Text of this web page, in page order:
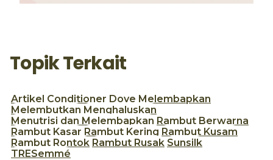
Topik Terkait
Artikel Conditioner Dove Melembapkan
Melembutkan Menghaluskan
Menutrisi dan Melembapkan Rambut Berwarna
Rambut Kasar Rambut Kering Rambut Kusam
Rambut Rontok Rambut Rusak Sunsilk
TRESemmé